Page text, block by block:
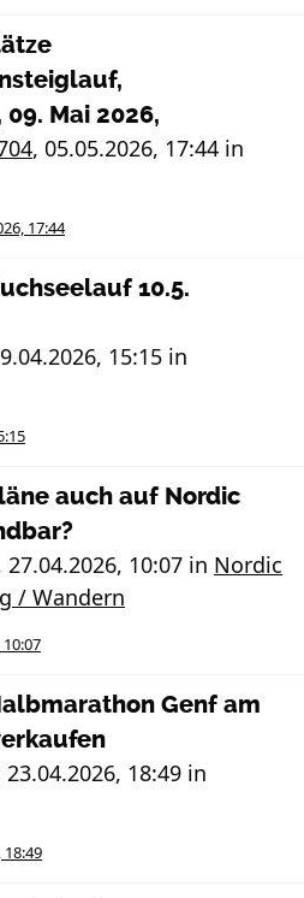
Mai 2026,
, 05.05.2026, 17:44 in
17:44
10.5.
15:15 in
auch auf Nordic
27.04.2026, 10:07 in Nordic
/ Wandern
Genf am
23.04.2026, 18:49 in
18:49